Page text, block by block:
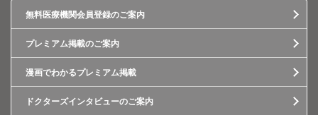
無料医療機関会員登録のご案内
プレミアム掲載のご案内
漫画でわかるプレミアム掲載
ドクターズインタビューのご案内